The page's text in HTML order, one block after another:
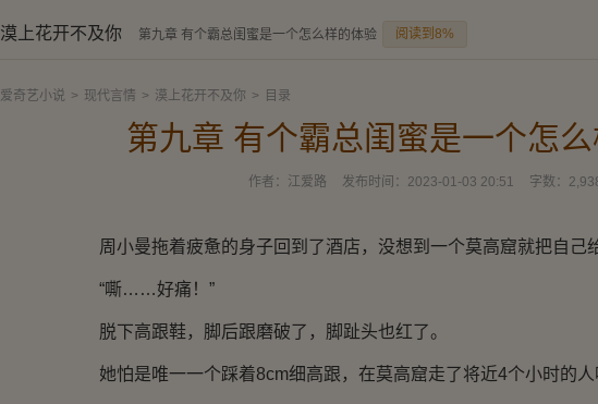
漠上花开不及你 第九章 有个霸总闺蜜是一个怎么样的体验 阅读到8%
爱奇艺小说 > 现代言情 > 漠上花开不及你 > 目录
第九章 有个霸总闺蜜是一个怎
作者： 江爱路 发布时间： 2023-01-03 20:51 字数：
周小曼拖着疲惫的身子回到了酒店，没想到一个莫高窟就把自己给
“嘶……好痛！”
脱下高跟鞋，脚后跟磨破了，脚趾头也红了。
她怕是唯一一个踩着8cm细高跟，在莫高窟走了将近4个小时的人